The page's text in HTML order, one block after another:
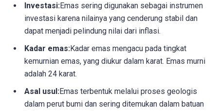
Investasi:Emas sering digunakan sebagai instrumen
investasi karena nilainya yang cenderung stabil dan
dapat menjadi pelindung nilai dari inflasi.
Kadar emas:Kadar emas mengacu pada tingkat
kemurnian emas, yang diukur dalam karat. Emas murni
adalah 24 karat.
Asal usul:Emas terbentuk melalui proses geologis
dalam perut bumi dan sering ditemukan dalam batuan